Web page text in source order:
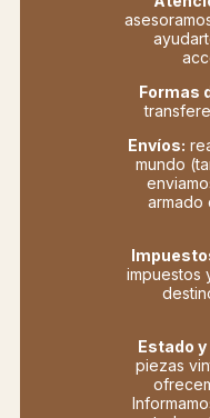
Formas
Envíos:
mundo
armado
impuestos
Estado
piezas